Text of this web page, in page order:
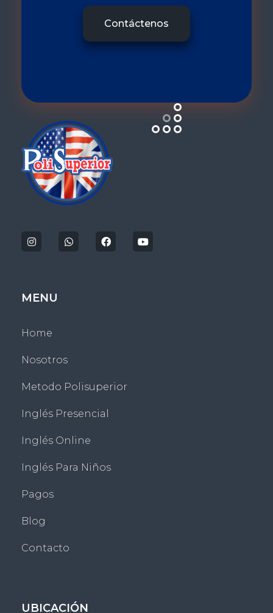
Contáctenos
MENU
Home
Nosotros
Metodo Polisuperior
Inglés Presencial
Inglés Online
Inglés Para Niños
Pagos
Blog
Contacto
UBICACIÓN